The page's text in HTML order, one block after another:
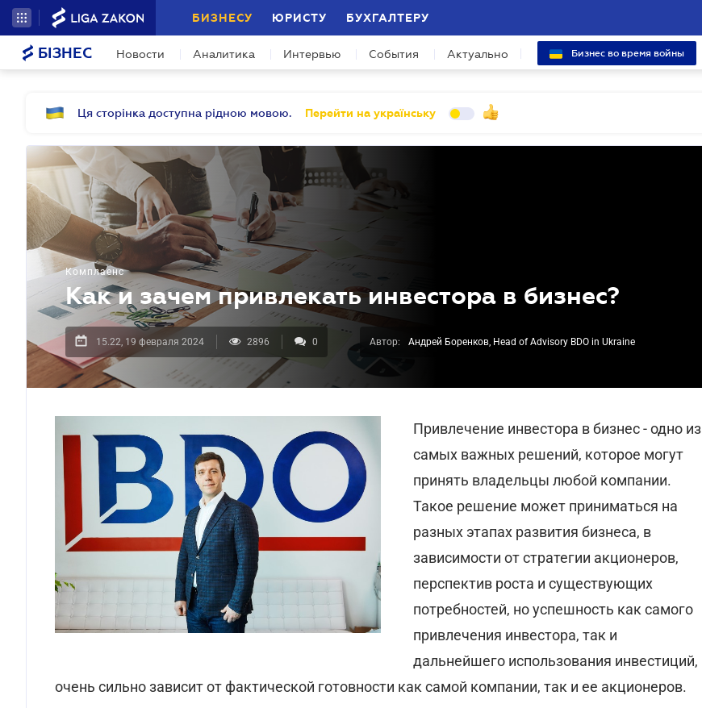
БИЗНЕСУ ЮРИСТУ БУХГАЛТЕРУ
БІЗНЕС Новости Аналитика Интервью События Актуально Бизнес во время войны
Ця сторінка доступна рідною мовою. Перейти на українську
Комплаенс
Как и зачем привлекать инвестора в бизнес?
15.22, 19 февраля 2024 2896 0 Автор: Андрей Боренков, Head of Advisory BDO in Ukraine
Привлечение инвестора в бизнес - одно из
самых важных решений, которое могут
принять владельцы любой компании.
Такое решение может приниматься на
разных этапах развития бизнеса, в
зависимости от стратегии акционеров,
перспектив роста и существующих
потребностей, но успешность как самого
привлечения инвестора, так и
дальнейшего использования инвестиций,
очень сильно зависит от фактической готовности как самой компании, так и ее акционеров.